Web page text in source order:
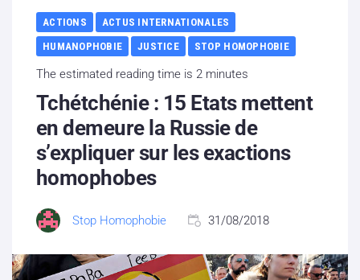
Nous soutenir
Boutique
Partenaires
Contacts
Hébergement solidaire
ACTIONS
ACTUS INTERNATIONALES
HUMANOPHOBIE
JUSTICE STOP HOMOPHOBIE
The estimated reading time is 2 minutes
Tchétchénie : 15 Etats mettent
en demeure la Russie de
s’expliquer sur les exactions
homophobes
Stop Homophobie 31/08/2018